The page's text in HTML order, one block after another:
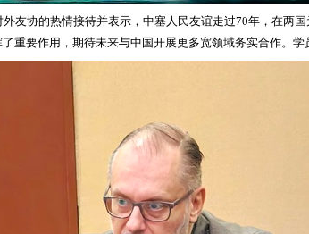
友协的热情接待并表示，中塞人民友谊走过70年，在两
重要作用，期待未来与中国开展更多宽领域务实合作。学